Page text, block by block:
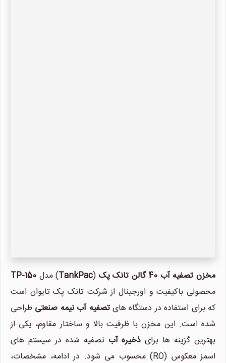
مخزن تصفیه آب 40 گالن تانک پک (
TankPac) مدل TP-150
محصولی باکیفیت و اورجینال از شرکت تانک پک تایوان است
که برای استفاده در دستگاه هایتصفیه آب نیمه صنعتی طراحی
شده است. این مخزن با ظرفیت بالا و ساختار مقاوم، یکی از
بهترین گزینه ها برای ذخیره آب تصفیه شده در سیستم های
اسمز معکوس (RO) محسوب می شود. در ادامه، مشخصات،